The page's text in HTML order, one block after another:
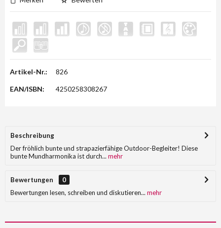
Artikel-Nr.: 826
EAN/ISBN: 4250258308267
Beschreibung
Der fröhlich bunte und strapazierfähige Outdoor-Begleiter! Diese
bunte Mundharmonika ist durch... mehr
Bewertungen
0
Bewertungen lesen, schreiben und diskutieren... mehr